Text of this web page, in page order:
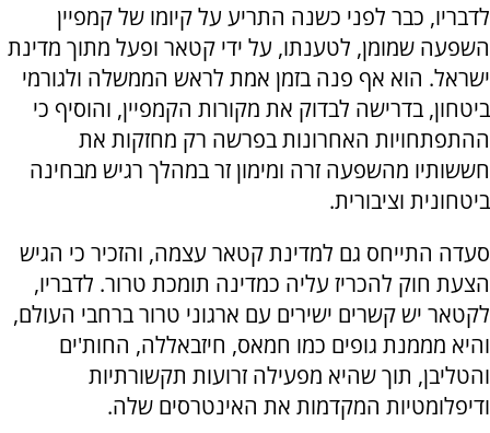
לדבריו, כבר לפני כשנה התריע על קיומו של קמפיין
השפעה שמומן, לטענתו, על ידי קטאר ופעל מתוך מדינת
ישראל. הוא אף פנה בזמן אמת לראש הממשלה ולגורמי
ביטחון, בדרישה לבדוק את מקורות הקמפיין, והוסיף כי
ההתפתחויות האחרונות בפרשה רק מחזקות את
חששותיו מהשפעה זרה ומימון זר במהלך רגיש מבחינה
ביטחונית וציבורית.
סעדה התייחס גם למדינת קטאר עצמה, והזכיר כי הגיש
הצעת חוק להכריז עליה כמדינה תומכת טרור. לדבריו,
לקטאר יש קשרים ישירים עם ארגוני טרור ברחבי העולם,
והיא מממנת גופים כמו חמאס, חיזבאללה, החות'ים
והטליבן, תוך שהיא מפעילה זרועות תקשורתיות
ודיפלומטיות המקדמות את האינטרסים שלה.